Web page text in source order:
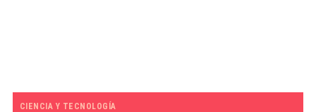
CIENCIA Y TECNOLOGÍA